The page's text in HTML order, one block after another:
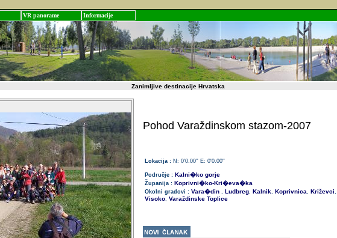
VR panorame Informacije
Zanimljive destinacije Hrvatska
Pohod Varaždinskom stazom-2007
Lokacija : N: 0'0.00'' E: 0'0.00''
Područje : Kalni�ko gorje
Županija : Koprivni�ko-Kri�eva�ka
Okolni gradovi : Vara�din , Ludbreg, Kalnik, Koprivnica, Križevci,
Visoko, Varaždinske Toplice